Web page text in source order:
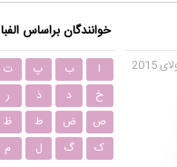
خوانندگان براساس الفبا
ا ب پ ت
خ
د ذ ر
ص
ض ط ظ
ک
گ ل م